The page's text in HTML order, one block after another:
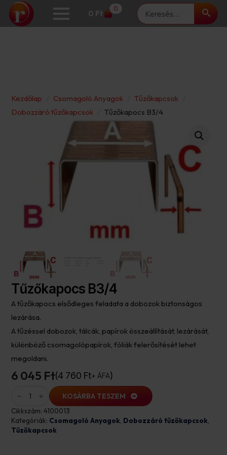
0 Ft
0 Keresés
Kezdőlap Csomagoló Anyagok
Tűzőkapcsok
Dobozzáró tűzőkapcsok
Tűzőkapocs B3/4
Tűzőkapocs B3/4
A tűzőkapocs elsődleges feladata a dobozok biztonságos
lezárása.
A tűzéssel dobozok, tálcák, papírok összeállítását, lezárását,
különböző csomagolópapírok, fóliák felerősítését lehet
megoldani.
6 045 Ft 4 760 Ft+ ÁFA
Tűzőkapocs
B3/4
KOSÁRBA TESZEM
Cikkszám:4100013
Kategóriák: Csomagoló Anyagok, Dobozzáró tűzőkapcsok,
Tűzőkapcsok